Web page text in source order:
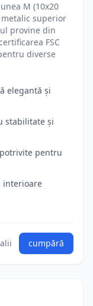
M (10x20
superior
provine din
FSC
diverse
elegantă și
stabilitate și
pentru
interioare
cumpără